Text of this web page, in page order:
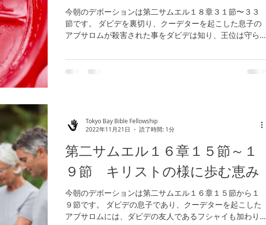
今朝のデボーションは第二サムエル１８章３１節〜３３
節です。 ダビデを裏切り、クーデターを起こした息子の
アブサロムが殺害された事をダビデは知り、王位は守ら
人々への愛とどちらを私たちは選択すべきでしょうか。...
第二サムエル１６章１５節～１
９節 キリストの様に歩む恵み
今朝のデボーションは第二サムエル１６章１５節から１
９節です。 ダビデの息子であり、クーデターを起こした
アブサロムには、ダビデの友人であるフシャイも加わり
Tokyo Bay Bible Fellowship
2022年11月21日
読了時間: 1分